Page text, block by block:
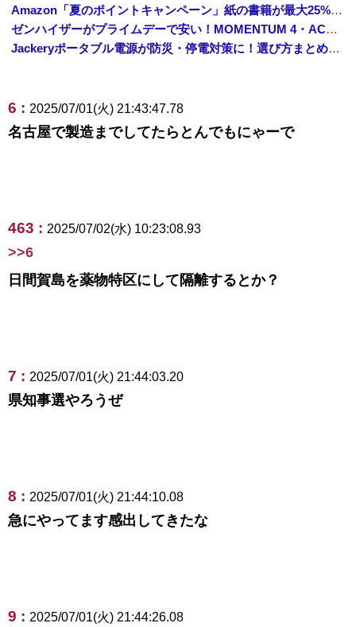
Amazon「夏のポイントキャンペーン」紙の書籍が最大25%ポイント還元 対象と条件を整理（2026年7月）
ゼンハイザーがプライムデーで安い！MOMENTUM 4・ACCENTUMなど対象モデルまとめ！
Jackeryポータブル電源が防災・停電対策に！選び方まとめ【プライムデー最終日】
6 : 2025/07/01(火) 21:43:47.78
名古屋で製造までしてたらとんでもにゃーで
463 : 2025/07/02(水) 10:23:08.93
>>6
日間賀島を薬物特区にして隔離するとか？
7 : 2025/07/01(火) 21:44:03.20
県知事選やろうぜ
8 : 2025/07/01(火) 21:44:10.08
急にやってます感出してきたな
9 : 2025/07/01(火) 21:44:26.08